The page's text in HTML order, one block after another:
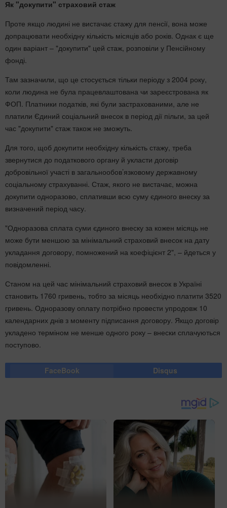
Як "докупити" страховий стаж
Проте якщо людині не вистачає стажу для пенсії, вона може
допрацювати необхідну кількість місяців або років. Однак є ще
один варіант – "докупити" цей стаж, розповіли у Пенсійному
фонді.
Там зазначили, що це стосується тільки періоду з 2004 року,
коли людина не була працевлаштована чи зареєстрована як
ФОП. Платники податків, які були застрахованими, але не
платили Єдиний соціальний внесок в період дії пільги, за цей
час "докупити" стаж також не зможуть.
Для того, щоб докупити необхідну кількість стажу, треба
звернутися до податкового органу й укласти договір
добровільної участі в загальнообов’язковому державному
соціальному страхуванні. Стаж, якого не вистачає, можна
докупити одноразово, сплативши всю суму єдиного внеску за
визначений період часу.
"Одноразова сплата суми єдиного внеску за кожен місяць не
може бути меншою за мінімальний страховий внесок на дату
укладання договору, помножений на коефіцієнт 2", – йдеться у
повідомленні.
Станом на цей час мінімальний страховий внесок в Україні
становить 1760 гривень, тобто за місяць необхідно платити 3520
гривень. Одноразову оплату потрібно провести упродовж 10
календарних днів з моменту підписання договору. Якщо договір
укладено терміном не менше одного року – внески сплачуються
поступово.
FaceBook Disqus